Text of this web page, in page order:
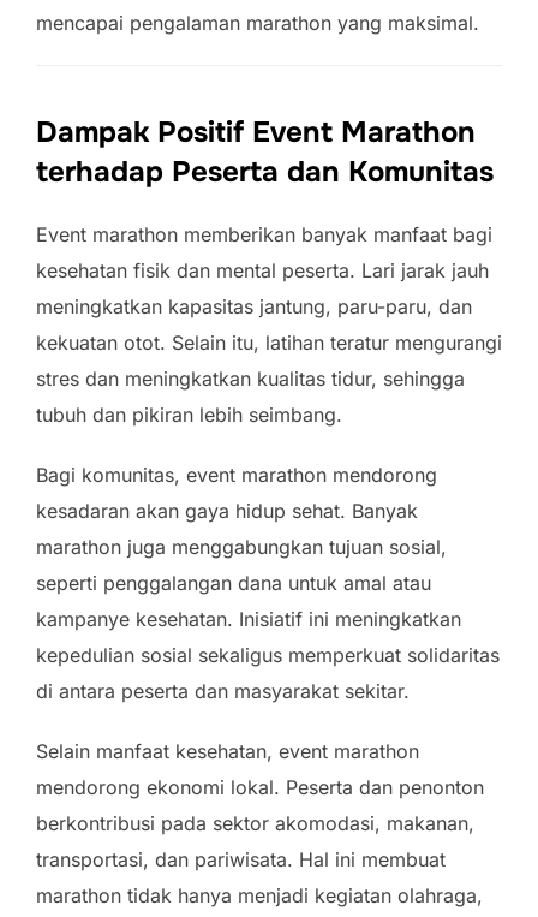
mencapai pengalaman marathon yang maksimal.
Dampak Positif Event Marathon
terhadap Peserta dan Komunitas
Event marathon memberikan banyak manfaat bagi
kesehatan fisik dan mental peserta. Lari jarak jauh
meningkatkan kapasitas jantung, paru-paru, dan
kekuatan otot. Selain itu, latihan teratur mengurangi
stres dan meningkatkan kualitas tidur, sehingga
tubuh dan pikiran lebih seimbang.
Bagi komunitas, event marathon mendorong
kesadaran akan gaya hidup sehat. Banyak
marathon juga menggabungkan tujuan sosial,
seperti penggalangan dana untuk amal atau
kampanye kesehatan. Inisiatif ini meningkatkan
kepedulian sosial sekaligus memperkuat solidaritas
di antara peserta dan masyarakat sekitar.
Selain manfaat kesehatan, event marathon
mendorong ekonomi lokal. Peserta dan penonton
berkontribusi pada sektor akomodasi, makanan,
transportasi, dan pariwisata. Hal ini membuat
marathon tidak hanya menjadi kegiatan olahraga,